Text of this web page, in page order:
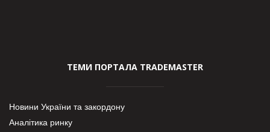
ТЕМИ ПОРТАЛА TRADEMASTER
Новини України та закордону
Аналітика ринку